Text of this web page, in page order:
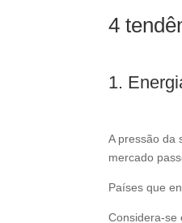
4
1.
A pressão da
mercado
Países que
Considera-se